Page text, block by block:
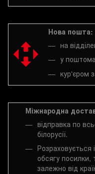
Нова пошта:
на
у
кур'єром
Міжнародна
відправка по
білорусії.
Розраховується
обсягу посилки,
залежно від